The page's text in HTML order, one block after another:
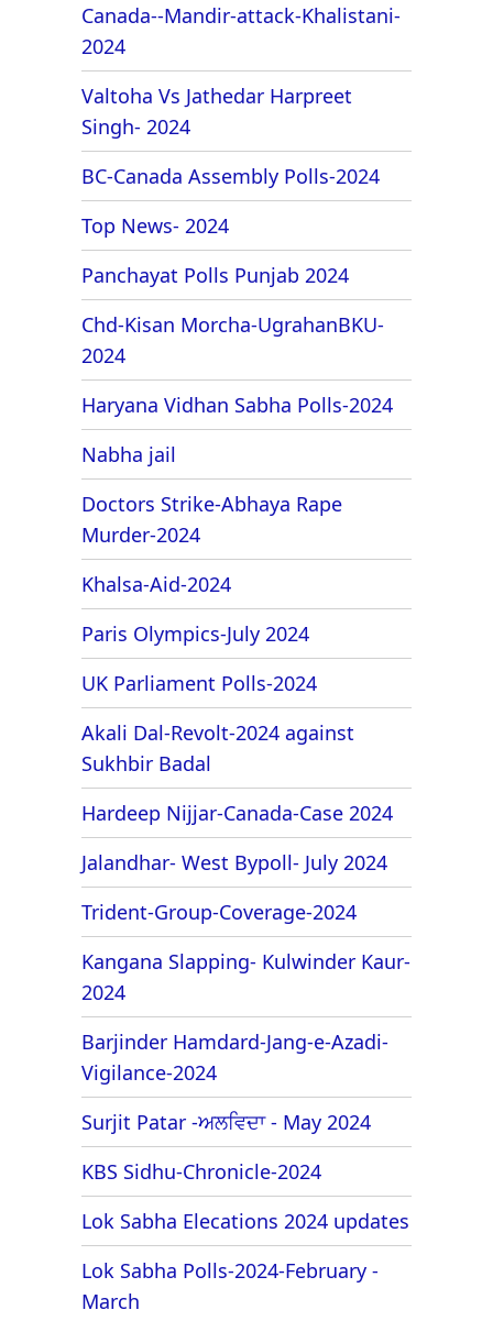
Canada--Mandir-attack-Khalistani-
2024
Valtoha Vs Jathedar Harpreet
Singh- 2024
BC-Canada Assembly Polls-2024
Top News- 2024
Panchayat Polls Punjab 2024
Chd-Kisan Morcha-UgrahanBKU-
2024
Haryana Vidhan Sabha Polls-2024
Nabha jail
Doctors Strike-Abhaya Rape
Murder-2024
Khalsa-Aid-2024
Paris Olympics-July 2024
UK Parliament Polls-2024
Akali Dal-Revolt-2024 against
Sukhbir Badal
Hardeep Nijjar-Canada-Case 2024
Jalandhar- West Bypoll- July 2024
Trident-Group-Coverage-2024
Kangana Slapping- Kulwinder Kaur-
2024
Barjinder Hamdard-Jang-e-Azadi-
Vigilance-2024
Surjit Patar -ਅਲਵਿਦਾ - May 2024
KBS Sidhu-Chronicle-2024
Lok Sabha Elecations 2024 updates
Lok Sabha Polls-2024-February -
March